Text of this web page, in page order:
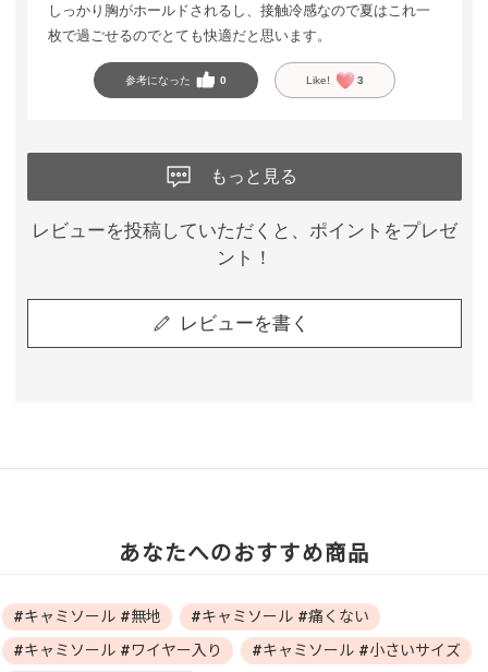
しっかり胸がホールドされるし、接触冷感なので夏はこれ一
枚で過ごせるのでとても快適だと思います。
参考になった 0 Like! 3
もっと見る
レビューを投稿していただくと、ポイントをプレゼ
ント！
レビューを書く
あなたへのおすすめ商品
#キャミソール #無地
#キャミソール #痛くない
#キャミソール #ワイヤー入り
#キャミソール #小さいサイズ